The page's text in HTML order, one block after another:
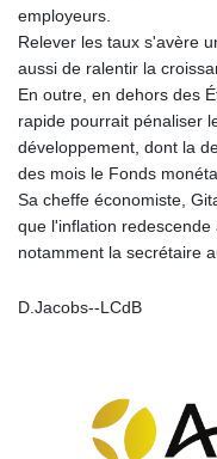
employeurs.
Relever les taux s'avère
aussi de ralentir la
En outre, en dehors des
rapide pourrait pénaliser
développement, dont la
des mois le Fonds
Sa cheffe économiste,
que l'inflation
notamment la secrétaire
D.Jacobs--LCdB